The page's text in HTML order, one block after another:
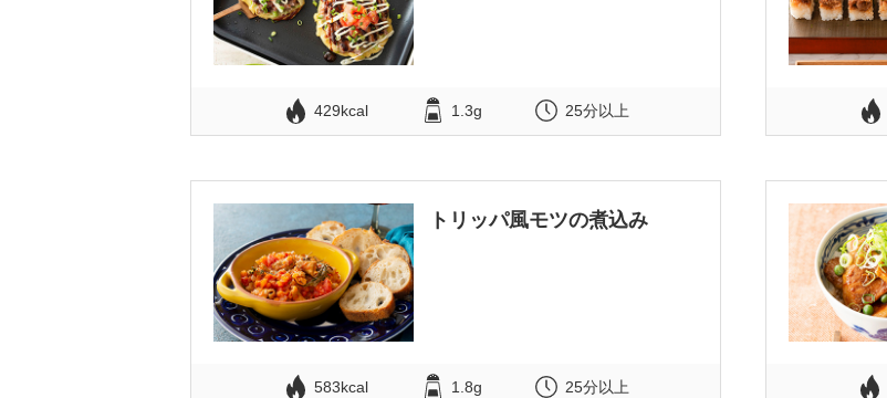
429kcal 1.3g 25分以上
トリッパ風モツの煮込み
583kcal 1.8g 25分以上